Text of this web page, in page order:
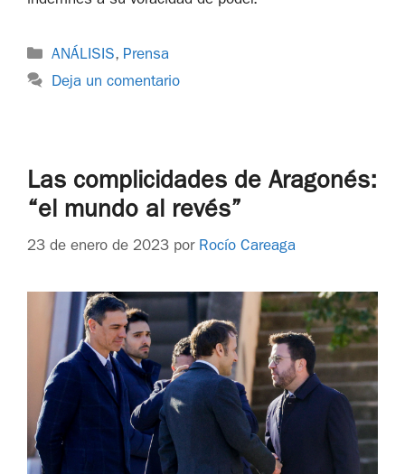
ANÁLISIS, Prensa
Deja un comentario
Las complicidades de Aragonés:
“el mundo al revés”
23 de enero de 2023 por Rocío Careaga